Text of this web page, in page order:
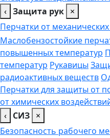
‹ Защита рук ×
Перчатки от
Маслобензостойкие
повышенных температур
температур Рукавицы
радиоактивных веществ
Перчатки для защиты от
от химических
‹ СИЗ ×
Безопасность рабочего